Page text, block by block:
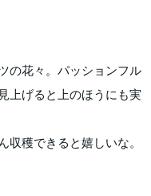
の花々。パッションフル
上げると上のほうにも実
収穫できると嬉しいな。